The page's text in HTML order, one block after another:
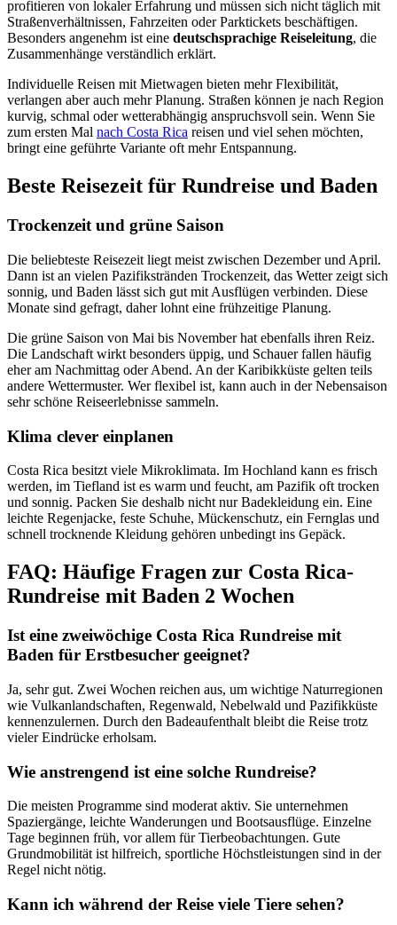
profitieren von lokaler Erfahrung und müssen sich nicht täglich mit
Straßenverhältnissen, Fahrzeiten oder Parktickets beschäftigen.
Besonders angenehm ist eine deutschsprachige Reiseleitung, die
Zusammenhänge verständlich erklärt.
Individuelle Reisen mit Mietwagen bieten mehr Flexibilität,
verlangen aber auch mehr Planung. Straßen können je nach Region
kurvig, schmal oder wetterabhängig anspruchsvoll sein. Wenn Sie
zum ersten Mal nach Costa Rica reisen und viel sehen möchten,
bringt eine geführte Variante oft mehr Entspannung.
Beste Reisezeit für Rundreise und Baden
Trockenzeit und grüne Saison
Die beliebteste Reisezeit liegt meist zwischen Dezember und April.
Dann ist an vielen Pazifikstränden Trockenzeit, das Wetter zeigt sich
sonnig, und Baden lässt sich gut mit Ausflügen verbinden. Diese
Monate sind gefragt, daher lohnt eine frühzeitige Planung.
Die grüne Saison von Mai bis November hat ebenfalls ihren Reiz.
Die Landschaft wirkt besonders üppig, und Schauer fallen häufig
eher am Nachmittag oder Abend. An der Karibikküste gelten teils
andere Wettermuster. Wer flexibel ist, kann auch in der Nebensaison
sehr schöne Reiseerlebnisse sammeln.
Klima clever einplanen
Costa Rica besitzt viele Mikroklimata. Im Hochland kann es frisch
werden, im Tiefland ist es warm und feucht, am Pazifik oft trocken
und sonnig. Packen Sie deshalb nicht nur Badekleidung ein. Eine
leichte Regenjacke, feste Schuhe, Mückenschutz, ein Fernglas und
schnell trocknende Kleidung gehören unbedingt ins Gepäck.
FAQ: Häufige Fragen zur Costa Rica-
Rundreise mit Baden 2 Wochen
Ist eine zweiwöchige Costa Rica Rundreise mit
Baden für Erstbesucher geeignet?
Ja, sehr gut. Zwei Wochen reichen aus, um wichtige Naturregionen
wie Vulkanlandschaften, Regenwald, Nebelwald und Pazifikküste
kennenzulernen. Durch den Badeaufenthalt bleibt die Reise trotz
vieler Eindrücke erholsam.
Wie anstrengend ist eine solche Rundreise?
Die meisten Programme sind moderat aktiv. Sie unternehmen
Spaziergänge, leichte Wanderungen und Bootsausflüge. Einzelne
Tage beginnen früh, vor allem für Tierbeobachtungen. Gute
Grundmobilität ist hilfreich, sportliche Höchstleistungen sind in der
Regel nicht nötig.
Kann ich während der Reise viele Tiere sehen?